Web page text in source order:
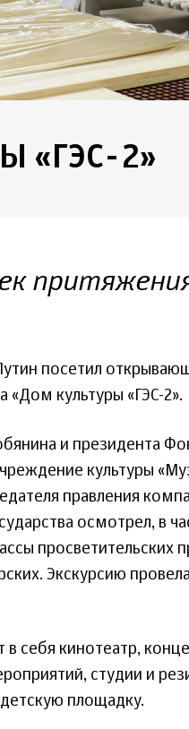
«ГЭС-2»
посетил
«Дом культуры «ГЭС-2».
и президента
культуры
правления
осмотрел, в
просветительских
Экскурсию
себя кинотеатр,
студии и
площадку.